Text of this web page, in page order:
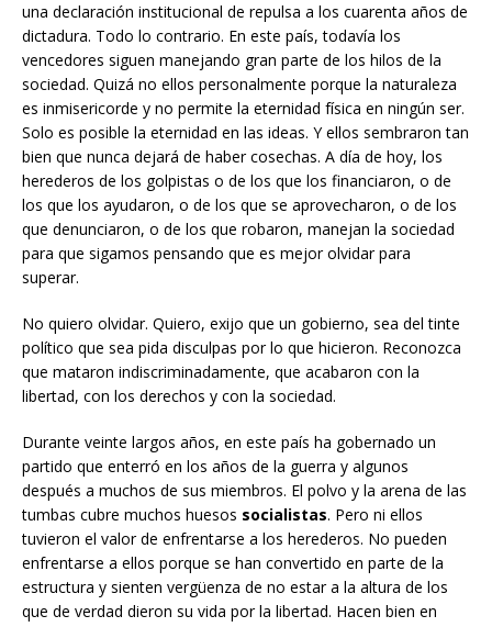
una declaración institucional de repulsa a los cuarenta años de
dictadura. Todo lo contrario. En este país, todavía los
vencedores siguen manejando gran parte de los hilos de la
sociedad. Quizá no ellos personalmente porque la naturaleza
es inmisericorde y no permite la eternidad física en ningún ser.
Solo es posible la eternidad en las ideas. Y ellos sembraron tan
bien que nunca dejará de haber cosechas. A día de hoy, los
herederos de los golpistas o de los que los financiaron, o de
los que los ayudaron, o de los que se aprovecharon, o de los
que denunciaron, o de los que robaron, manejan la sociedad
para que sigamos pensando que es mejor olvidar para
superar.
No quiero olvidar. Quiero, exijo que un gobierno, sea del tinte
político que sea pida disculpas por lo que hicieron. Reconozca
que mataron indiscriminadamente, que acabaron con la
libertad, con los derechos y con la sociedad.
Durante veinte largos años, en este país ha gobernado un
partido que enterró en los años de la guerra y algunos
después a muchos de sus miembros. El polvo y la arena de las
tumbas cubre muchos huesos socialistas. Pero ni ellos
tuvieron el valor de enfrentarse a los herederos. No pueden
enfrentarse a ellos porque se han convertido en parte de la
estructura y sienten vergüenza de no estar a la altura de los
que de verdad dieron su vida por la libertad. Hacen bien en